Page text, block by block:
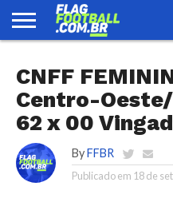
FOOTBALL
ENCONTRE
UMA
EQUIPE
SELEÇÃO
BRASILEIRA
LOJA
CNFF
Centro-
62 x 00
By FFBR
Publicado em 18 de